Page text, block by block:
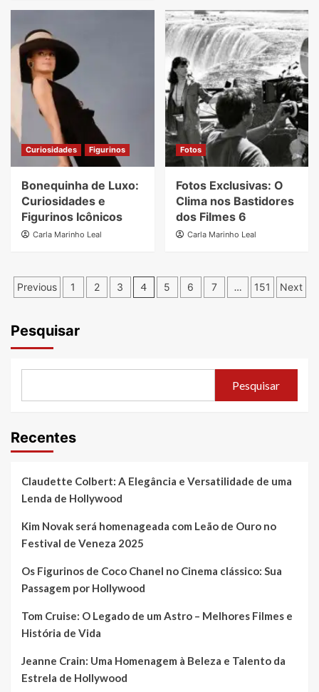
Curiosidades Figurinos
Bonequinha de Luxo:
Curiosidades e
Figurinos Icônicos
Carla Marinho Leal
Fotos
Fotos Exclusivas: O
Clima nos Bastidores
dos Filmes 6
Carla Marinho Leal
Paginação
posts
Previous 1 2 3 4 5 6 7 … 151 Next
Pesquisar
Pesquisar
Recentes
Claudette Colbert: A Elegância e Versatilidade de uma
Lenda de Hollywood
Kim Novak será homenageada com Leão de Ouro no
Festival de Veneza 2025
Os Figurinos de Coco Chanel no Cinema clássico: Sua
Passagem por Hollywood
Tom Cruise: O Legado de um Astro – Melhores Filmes e
História de Vida
Jeanne Crain: Uma Homenagem à Beleza e Talento da
Estrela de Hollywood